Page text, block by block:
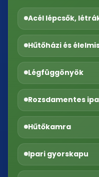
Acél lépcsők,
Hűtőházi és
Légfüggönyök
Rozsdamentes
Hűtőkamra
Ipari gyorskapu